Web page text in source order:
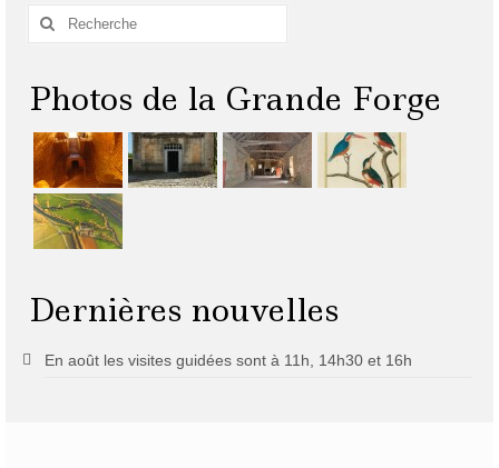
Rechercher
Photos de la Grande Forge
Dernières nouvelles
En août les visites guidées sont à 11h, 14h30 et 16h